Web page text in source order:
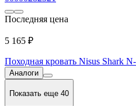
Последняя цена
5 165 ₽
Походная кровать Nisus Shark
Аналоги
Показать еще 40